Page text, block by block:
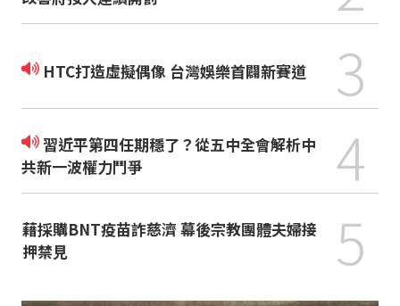
HTC打造虛擬偶像 台灣娛樂首闢新賽道 3
習近平第四任期穩了？從五中全會解析中
共新一波權力鬥爭
4
藉採購BNT疫苗詐慈濟 幕後宗教團體夫婦接
押禁見
5